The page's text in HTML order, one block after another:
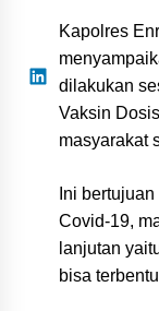
Kapolres
dilakukan
Vaksin
masyarakat
Ini
Covid-19,
lanjutan
bisa